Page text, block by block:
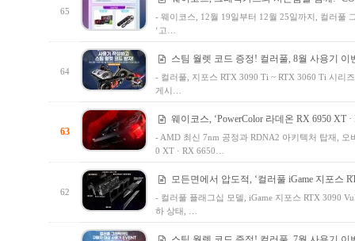
65
- 웨이코스, 12월 19일부터 12월 25일까지, 컬러풀
‘고…
64
스팀 월렛 코드 증정! 컬러풀, 8월 사용기 이
- 컬러풀, 지포스 RTX 3090 Ti ~ RTX 3060 Ti 시리
게시…
63
웨이코스, ‘PowerColor 라데온 RX 6950 XT
- AMD 최신 7nm 공정과 RDNA2 아키텍처 탑재, 오
0 XT · RX 6650…
62
모든면에서 압도적, ‘컬러풀 iGame 지포스
- 컬러풀 플래그십 모델, iGame 지포스 RTX 3090
하 상태, …